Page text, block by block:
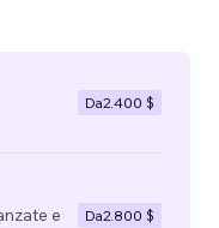
Da2.400 $
e
Da2.800 $